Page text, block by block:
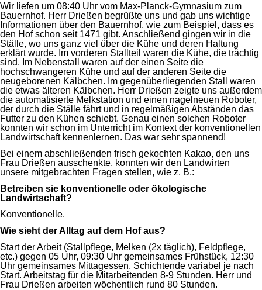
Wir liefen um 08:40 Uhr vom Max-Planck-Gymnasium zum
Bauernhof. Herr Drießen begrüßte uns und gab uns wichtige
Informationen über den Bauernhof, wie zum Beispiel, dass es
den Hof schon seit 1471 gibt. Anschließend gingen wir in die
Ställe, wo uns ganz viel über die Kühe und deren Haltung
erklärt wurde. Im vorderen Stallteil waren die Kühe, die trächtig
sind. Im Nebenstall waren auf der einen Seite die
hochschwangeren Kühe und auf der anderen Seite die
neugeborenen Kälbchen. Im gegenüberliegenden Stall waren
die etwas älteren Kälbchen. Herr Drießen zeigte uns außerdem
die automatisierte Melkstation und einen nagelneuen Roboter,
der durch die Ställe fährt und in regelmäßigen Abständen das
Futter zu den Kühen schiebt. Genau einen solchen Roboter
konnten wir schon im Unterricht im Kontext der konventionellen
Landwirtschaft kennenlernen. Das war sehr spannend!
Bei einem abschließenden frisch gekochten Kakao, den uns
Frau Drießen ausschenkte, konnten wir den Landwirten
unsere mitgebrachten Fragen stellen, wie z. B.:
Betreiben sie konventionelle oder ökologische
Landwirtschaft?
Konventionelle.
Wie sieht der Alltag auf dem Hof aus?
Start der Arbeit (Stallpflege, Melken (2x täglich), Feldpflege,
etc.) gegen 05 Uhr, 09:30 Uhr gemeinsames Frühstück, 12:30
Uhr gemeinsames Mittagessen, Schichtende variabel je nach
Start. Arbeitstag für die Mitarbeitenden 8-9 Stunden. Herr und
Frau Drießen arbeiten wöchentlich rund 80 Stunden.